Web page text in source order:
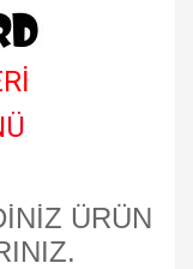
ÜRÜN